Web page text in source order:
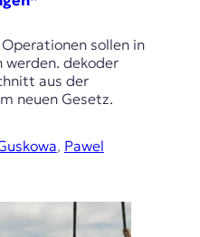
sollen in
werden. dekoder
aus der
neuen Gesetz.
, Pawel